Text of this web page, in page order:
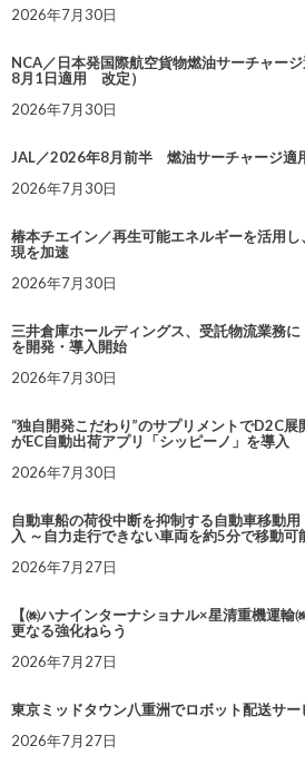
2026年7月30日
NCA／日本発国際航空貨物燃油サーチャー
8月1日適用 改定）
2026年7月30日
JAL／2026年8月前半 燃油サーチャージ適
2026年7月30日
椿本チエイン／再生可能エネルギーを活用
現を加速
2026年7月30日
三井倉庫ホールディングス、受託物流業務に
を開発・導入開始
2026年7月30日
“独自開発こだわり”のサプリメントでD2C展
がEC自動出荷アプリ「シッピーノ」を導入
2026年7月30日
自動車船の荷役中断を抑制する自動車移動
入 ～自力走行できない車両を約5分で移動可
2026年7月27日
【㈱ハナインターナショナル×星清重機運
更なる強化ねらう
2026年7月27日
東京ミッドタウン八重洲でロボット配送サ
2026年7月27日